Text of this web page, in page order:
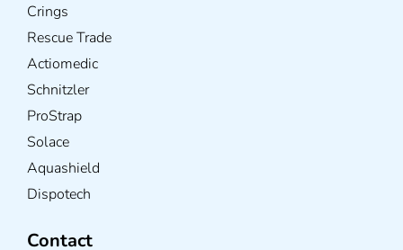
Crings
Rescue Trade
Actiomedic
Schnitzler
ProStrap
Solace
Aquashield
Dispotech
Contact